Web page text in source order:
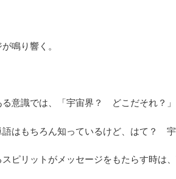
鳴り響く。
る意識では、「宇宙界？ どこだそれ？」
語はもちろん知っているけど、はて？ 宇
ピリットがメッセージをもたらす時は